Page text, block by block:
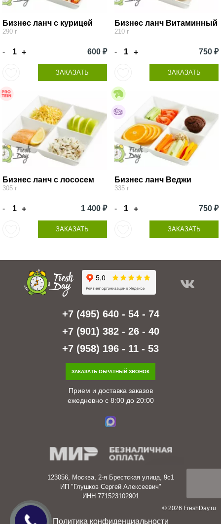
Бизнес ланч с курицей
290 г
- + 600 ₽
ЗАКАЗАТЬ
Бизнес ланч Витаминный
210 г
- + 750 ₽
ЗАКАЗАТЬ
Бизнес ланч с лососем
305 г
- + 1 400 ₽
ЗАКАЗАТЬ
Бизнес ланч Веджи
335 г
- + 750 ₽
ЗАКАЗАТЬ
+7 (495) 640 - 54 - 74
+7 (901) 382 - 26 - 40
+7 (958) 196 - 11 - 53
ЗАКАЗАТЬ ОБРАТНЫЙ ЗВОНОК
Прием и доставка заказов
ежедневно с 8:00 до 20:00
123056, Москва, 2-я Брестская улица, 9с1
ИП "Глушков Сергей Алексеевич"
ИНН 771523102901
© 2026 FreshDay.ru
Политика конфиденциальности